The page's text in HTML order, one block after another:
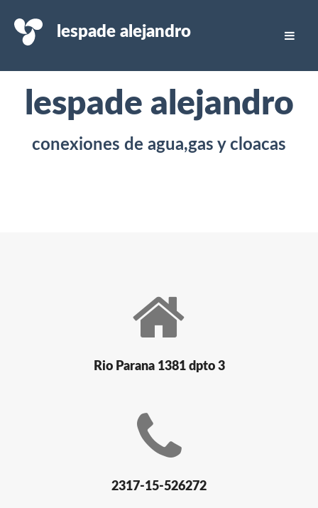
lespade alejandro
lespade alejandro
conexiones de agua,gas y cloacas
Rio Parana 1381 dpto 3
2317-15-526272